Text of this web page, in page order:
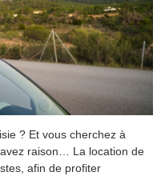
? Et vous cherchez à
raison… La location de
afin de profiter